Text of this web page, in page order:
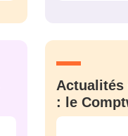
Actualités
: le